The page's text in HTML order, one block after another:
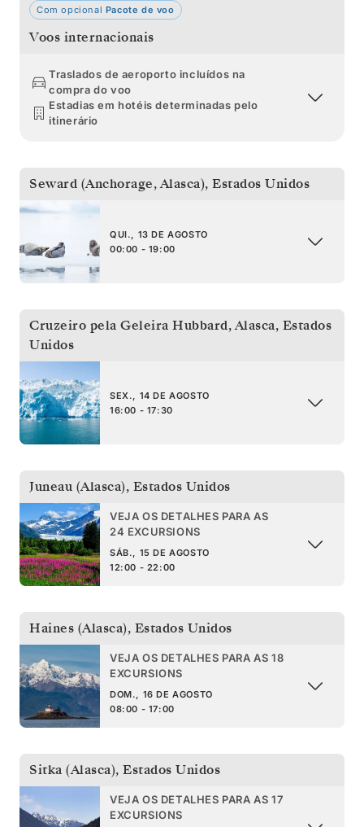
Com opcional Pacote de voo
Voos internacionais
Traslados de aeroporto incluídos na
compra do voo
Estadias em hotéis determinadas pelo
itinerário
Seward (Anchorage, Alasca), Estados Unidos
QUI., 13 DE AGOSTO
00:00 - 19:00
Cruzeiro pela Geleira Hubbard, Alasca, Estados
Unidos
SEX., 14 DE AGOSTO
16:00 - 17:30
Juneau (Alasca), Estados Unidos
VEJA OS DETALHES PARA AS
24 EXCURSIONS
SÁB., 15 DE AGOSTO
12:00 - 22:00
Haines (Alasca), Estados Unidos
VEJA OS DETALHES PARA AS 18
EXCURSIONS
DOM., 16 DE AGOSTO
08:00 - 17:00
Sitka (Alasca), Estados Unidos
VEJA OS DETALHES PARA AS 17
EXCURSIONS